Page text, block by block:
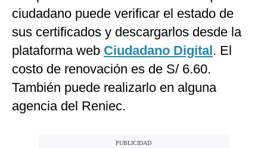
ciudadano puede verificar el estado de
sus certificados y descargarlos desde la
plataforma web Ciudadano Digital. El
costo de renovación es de S/ 6.60.
También puede realizarlo en alguna
agencia del Reniec.